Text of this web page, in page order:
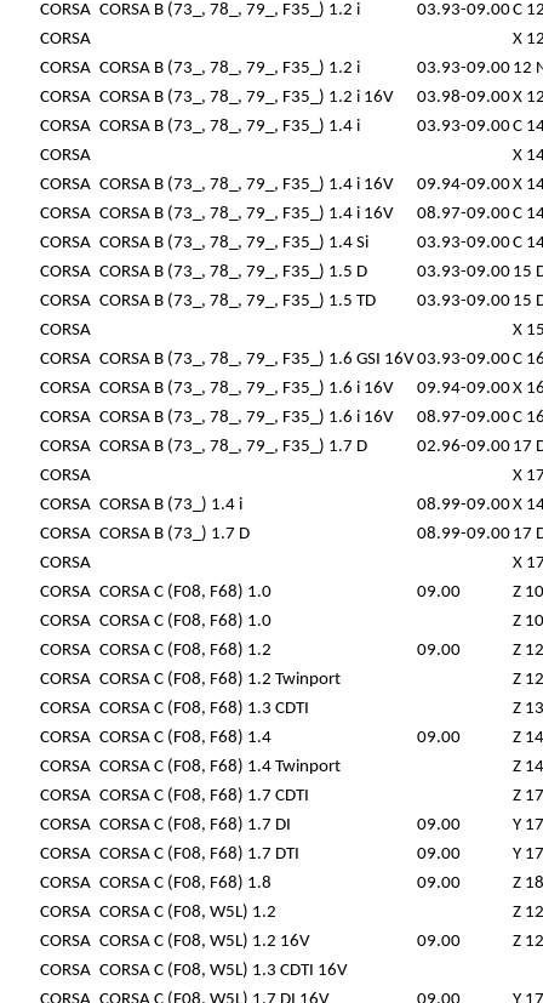
CORSA CORSA B (73_, 78_, 79_, F35_) 1.2 i 03.93-09.00C
CORSA
X
CORSA CORSA B (73_, 78_, 79_, F35_) 1.2 i 03.93-09.00 12
CORSA CORSA B (73_, 78_, 79_, F35_) 1.2 i 16V 03.98-09.00X
CORSA CORSA B (73_, 78_, 79_, F35_) 1.4 i 03.93-09.00C
CORSA
X
CORSA CORSA B (73_, 78_, 79_, F35_) 1.4 i 16V 09.94-09.00X
CORSA CORSA B (73_, 78_, 79_, F35_) 1.4 i 16V 08.97-09.00C
CORSA CORSA B (73_, 78_, 79_, F35_) 1.4 Si 03.93-09.00C
CORSA CORSA B (73_, 78_, 79_, F35_) 1.5 D 03.93-09.00 15
CORSA CORSA B (73_, 78_, 79_, F35_) 1.5 TD 03.93-09.00 15
CORSA
X
CORSA CORSA B (73_, 78_, 79_, F35_) 1.6 GSI 16V03.93-09.00C
CORSA CORSA B (73_, 78_, 79_, F35_) 1.6 i 16V 09.94-09.00X
CORSA CORSA B (73_, 78_, 79_, F35_) 1.6 i 16V 08.97-09.00C
CORSA CORSA B (73_, 78_, 79_, F35_) 1.7 D 02.96-09.00 17
CORSA
X
CORSA CORSA B (73_) 1.4 i 08.99-09.00X
CORSA CORSA B (73_) 1.7 D 08.99-09.00 17
CORSA
X
CORSA CORSA C (F08, F68) 1.0 09.00
Z
CORSA CORSA C (F08, F68) 1.0
Z
CORSA CORSA C (F08, F68) 1.2 09.00
Z
CORSA CORSA C (F08, F68) 1.2 Twinport
Z
CORSA CORSA C (F08, F68) 1.3 CDTI
Z
CORSA CORSA C (F08, F68) 1.4 09.00
Z
CORSA CORSA C (F08, F68) 1.4 Twinport
Z
CORSA CORSA C (F08, F68) 1.7 CDTI
Z
CORSA CORSA C (F08, F68) 1.7 DI 09.00
Y
CORSA CORSA C (F08, F68) 1.7 DTI 09.00
Y
CORSA CORSA C (F08, F68) 1.8 09.00
Z
CORSA CORSA C (F08, W5L) 1.2
Z
CORSA CORSA C (F08, W5L) 1.2 16V 09.00
Z
CORSA CORSA C (F08, W5L) 1.3 CDTI 16V